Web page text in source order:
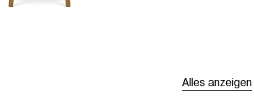
Alles anzeigen